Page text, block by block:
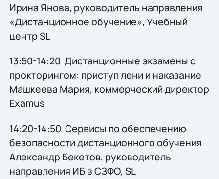
Ирина Янова, руководитель направления
«Дистанционное обучение», Учебный
центр SL
13:50-14:20 Дистанционные экзамены с
прокторингом: приступ лени и наказание
Машкеева Мария, коммерческий директор
Examus
14:20-14:50 Сервисы по обеспечению
безопасности дистанционного обучения
Александр Бекетов, руководитель
направления ИБ в СЗФО, SL